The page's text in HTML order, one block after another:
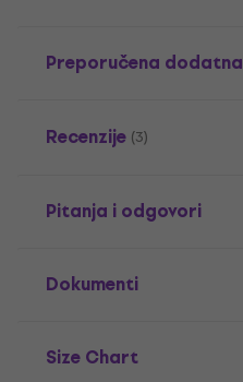
Preporučena
Recenzije (3)
Pitanja i odgovori
Dokumenti
Size Chart